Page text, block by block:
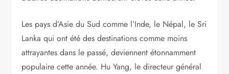
Les pays d’Asie du Sud comme l’Inde, le Népal, le Sri
Lanka qui ont été des destinations comme moins
attrayantes dans le passé, deviennent étonnamment
populaire cette année. Hu Yang, le directeur général